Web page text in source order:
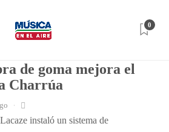
0
de goma mejora el
Charrúa
instaló un sistema de